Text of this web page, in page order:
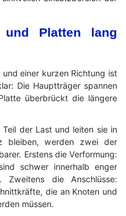
und Platten lang
einer kurzen Richtung ist
Die Hauptträger spannen
überbrückt die längere
der Last und leiten sie in
bleiben, werden zwei der
Erstens die Verformung:
schwer innerhalb enger
Zweitens die Anschlüsse:
die an Knoten und
müssen.